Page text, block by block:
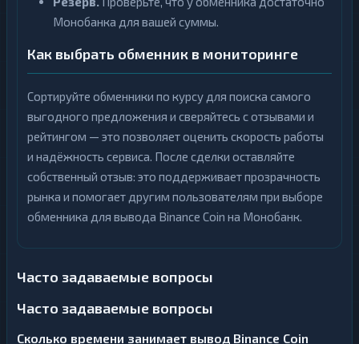
Монобанка для вашей суммы.
Как выбрать обменник в мониторинге
Сортируйте обменники по курсу для поиска самого
выгодного предложения и сверяйтесь с отзывами и
рейтингом — это позволяет оценить скорость работы
и надёжность сервиса. После сделки оставляйте
собственный отзыв: это поддерживает прозрачность
рынка и помогает другим пользователям при выборе
обменника для вывода Binance Coin на Монобанк.
Часто задаваемые вопросы
Часто задаваемые вопросы
Сколько времени занимает вывод Binance Coin